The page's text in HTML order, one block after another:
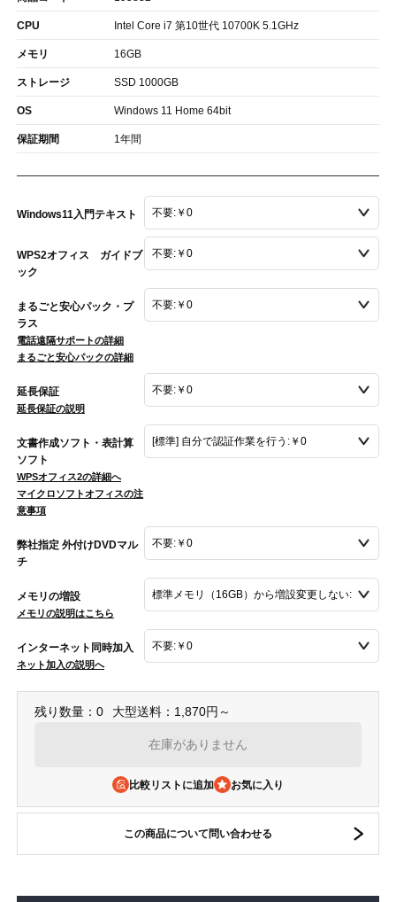
CPU Intel Core i7 第10世代 10700K 5.1GHz
メモリ 16GB
ストレージ SSD 1000GB
OS Windows 11 Home 64bit
保証期間 1年間
Windows11入門テキスト
WPS2オフィス ガイドブ
ック
まるごと安心パック・プ
ラス
電話遠隔サポートの詳細
まるごと安心パックの詳細
延長保証
延長保証の説明
文書作成ソフト・表計算
ソフト
WPSオフィス2の詳細へ
マイクロソフトオフィスの注
意事項
弊社指定 外付けDVDマル
チ
メモリの増設
メモリの説明はこちら
インターネット同時加入
ネット加入の説明へ
残り数量：0 大型送料：1,870円～
在庫がありません
比較リストに追加
この商品について問い合わせる